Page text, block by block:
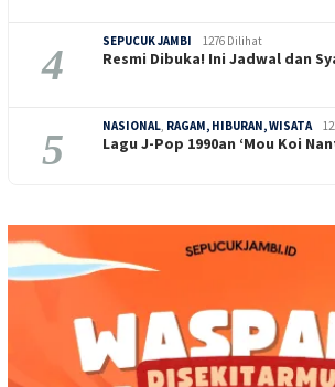
4 SEPUCUK JAMBI 1276 Dilihat
Resmi Dibuka! Ini Jadwal dan
5 NASIONAL RAGAM, HIBURAN, WISATA
Lagu J-Pop 1990an ‘Mou Koi